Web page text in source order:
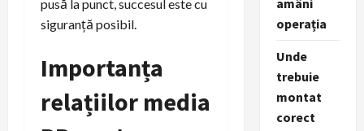
pusă la punct, succesul este cu
siguranță posibil.
Importanța
relațiilor media
amâni
operația
Unde
trebuie
montat
corect